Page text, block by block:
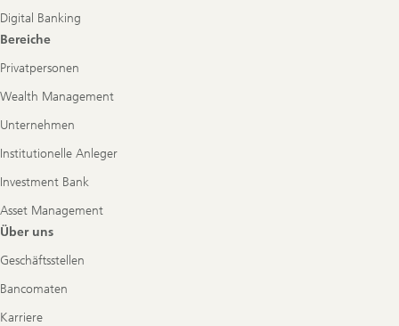
Digital Banking
Bereiche
Privatpersonen
Wealth Management
Unternehmen
Institutionelle Anleger
Investment Bank
Asset Management
Über uns
Geschäftsstellen
Bancomaten
Karriere